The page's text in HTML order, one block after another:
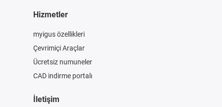
Hizmetler
myigus özellikleri
Çevrimiçi Araçlar
Ücretsiz numuneler
CAD indirme portalı
İletişim